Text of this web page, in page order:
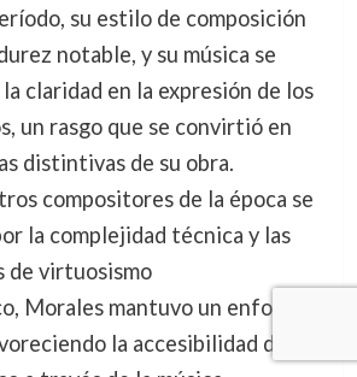
su estilo de composición
notable, y su música se
claridad en la expresión de los
un rasgo que se convirtió en
distintivas de su obra.
compositores de la época se
la complejidad técnica y las
de virtuosismo
Morales mantuvo un enfoque
la accesibilidad del